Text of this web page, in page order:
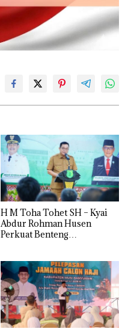
H M Toha Tohet SH – Kyai
Abdur Rohman Husen
Perkuat Benteng